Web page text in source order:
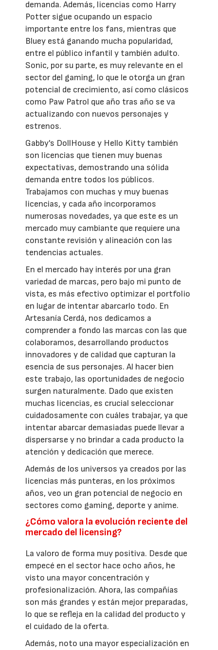
demanda. Además, licencias como Harry
Potter sigue ocupando un espacio
importante entre los fans, mientras que
Bluey está ganando mucha popularidad,
entre el público infantil y también adulto.
Sonic, por su parte, es muy relevante en el
sector del gaming, lo que le otorga un gran
potencial de crecimiento, así como clásicos
como Paw Patrol que año tras año se va
actualizando con nuevos personajes y
estrenos.
Gabby's DollHouse y Hello Kitty también
son licencias que tienen muy buenas
expectativas, demostrando una sólida
demanda entre todos los públicos.
Trabajamos con muchas y muy buenas
licencias, y cada año incorporamos
numerosas novedades, ya que este es un
mercado muy cambiante que requiere una
constante revisión y alineación con las
tendencias actuales.
En el mercado hay interés por una gran
variedad de marcas, pero bajo mi punto de
vista, es más efectivo optimizar el portfolio
en lugar de intentar abarcarlo todo. En
Artesanía Cerdá, nos dedicamos a
comprender a fondo las marcas con las que
colaboramos, desarrollando productos
innovadores y de calidad que capturan la
esencia de sus personajes. Al hacer bien
este trabajo, las oportunidades de negocio
surgen naturalmente. Dado que existen
muchas licencias, es crucial seleccionar
cuidadosamente con cuáles trabajar, ya que
intentar abarcar demasiadas puede llevar a
dispersarse y no brindar a cada producto la
atención y dedicación que merece.
Además de los universos ya creados por las
licencias más punteras, en los próximos
años, veo un gran potencial de negocio en
sectores como gaming, deporte y anime.
¿Cómo valora la evolución reciente del
mercado del licensing?
La valoro de forma muy positiva. Desde que
empecé en el sector hace ocho años, he
visto una mayor concentración y
profesionalización. Ahora, las compañías
son más grandes y están mejor preparadas,
lo que se refleja en la calidad del producto y
el cuidado de la oferta.
Además, noto una mayor especialización en